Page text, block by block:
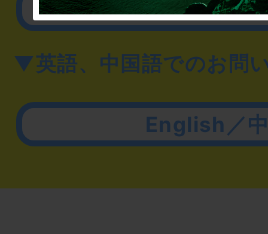
その他のご相談／
▼英語、中国語でのお問
English／